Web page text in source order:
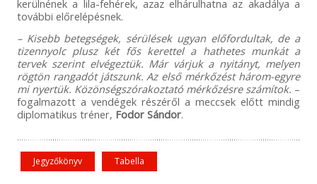
kerülnének a lila-fehérek, azaz elhárulhatna az akadálya a
további előrelépésnek.
– Kisebb betegségek, sérülések ugyan előfordultak, de a
tizennyolc plusz két fős kerettel a hathetes munkát a
tervek szerint elvégeztük. Már várjuk a nyitányt, melyen
rögtön rangadót játszunk. Az első mérkőzést három-egyre
mi nyertük. Közönségszórakoztató mérkőzésre számítok. –
fogalmazott a vendégek részéről a meccsek előtt mindig
diplomatikus tréner, Fodor Sándor.
Jegyzőkönyv Tabella